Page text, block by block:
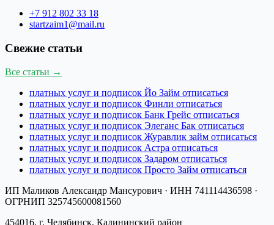
+7 912 802 33 18
startzaim1@mail.ru
Свежие статьи
Все статьи →
платных услуг и подписок Йо Займ отписаться
платных услуг и подписок Финли отписаться
платных услуг и подписок Банк Грейс отписаться
платных услуг и подписок Элеганс Бак отписаться
платных услуг и подписок Журавлик займ отписаться
платных услуг и подписок Астра отписаться
платных услуг и подписок Задаром отписаться
платных услуг и подписок Просто Займ отписаться
ИП Маликов Александр Мансурович · ИНН 741114436598 ·
ОГРНИП 325745600081560
454016, г. Челябинск, Калининский район